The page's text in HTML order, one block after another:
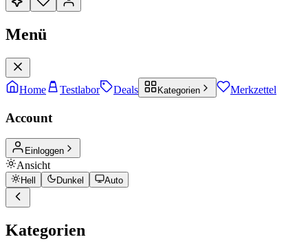
Menü
Home Testlabor Deals Kategorien Merkzettel
Account
Einloggen
Ansicht
Hell Dunkel Auto
Kategorien